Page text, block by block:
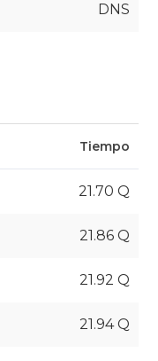
DNS
Tiempo
21.70 Q
21.86 Q
21.92 Q
21.94 Q